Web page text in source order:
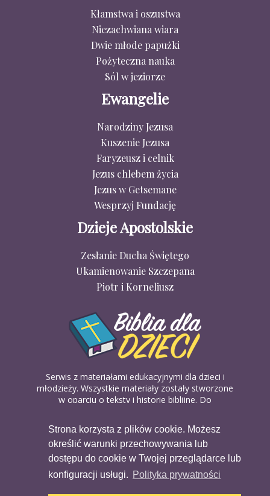
Strona korzysta z plików cookie. Możesz
określić warunki przechowywania lub
dostępu do cookie w Twojej przeglądarce lub
konfiguracji usługi. Polityka prywatności
Kłamstwa i oszustwa
Niezachwiana wiara
Dwie młode papużki
Pożyteczna nauka
Sól w jeziorze
Ewangelie
Narodziny Jezusa
Kuszenie Jezusa
Faryzeusz i celnik
Jezus chlebem życia
Jezus w Getsemane
Wesprzyj Fundację
Dzieje Apostolskie
Zesłanie Ducha Świętego
Ukamienowanie Szczepana
Piotr i Korneliusz
Serwis z materiałami edukacyjnymi dla dzieci i
młodzieży. Wszystkie materiały zostały stworzone
w oparciu o teksty i historie biblijne. Do
biblijnych. Można je pobierać, drukować i
udostępniać bez żadnych opłat. Materiałów
dostępnych na serwisie nie można wykorzystywać
w celach komercyjnych.